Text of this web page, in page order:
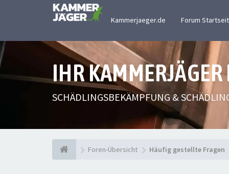
Kammerjaeger.de Forum
IHR
SCHÄDLINGSBEKÄMPFUNG &
Foren-Übersicht Häufig gestellte Fragen